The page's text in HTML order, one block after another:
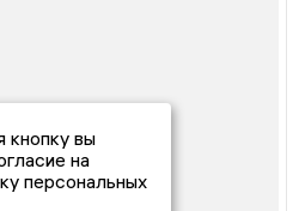
кнопку вы
на
персональных